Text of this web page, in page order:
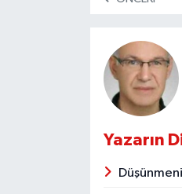
Yazarın